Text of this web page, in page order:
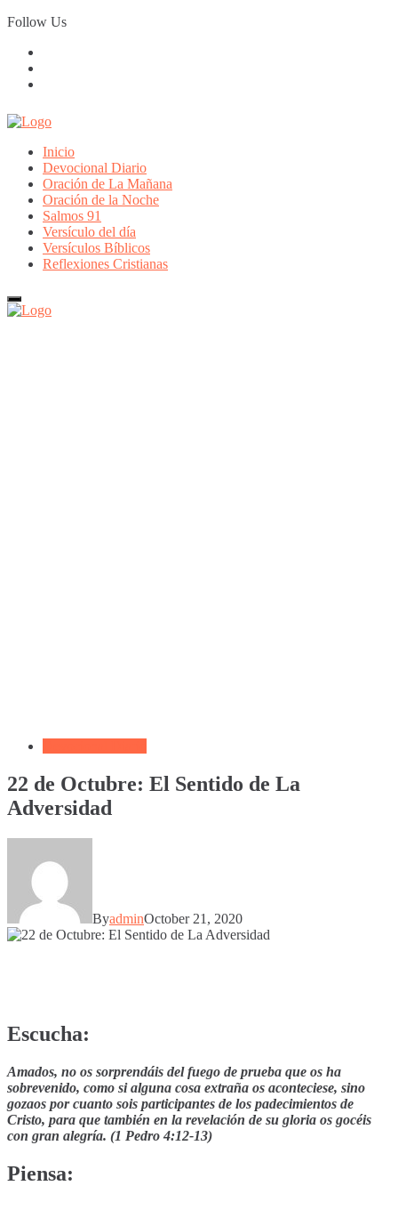
Skip
to
Follow Us
Inicio
Devocional Diario
Oración de La Mañana
Oración de la Noche
Salmos 91
Versículo del día
Versículos Bíblicos
Reflexiones Cristianas
22 de Octubre: El Sentido de La
Adversidad
ByadminOctober 21, 2020
Escucha:
Amados, no os sorprendáis del fuego de prueba que os ha
sobrevenido, como si alguna cosa extraña os aconteciese, sino
gozaos por cuanto sois participantes de los padecimientos de
Cristo, para que también en la revelación de su gloria os gocéis
con gran alegría. (1 Pedro 4:12-13)
Piensa: